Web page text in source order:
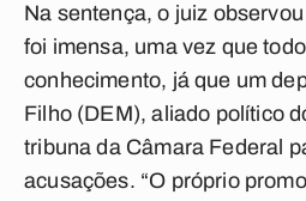
Na sentença, o juiz
foi imensa, uma vez que
conhecimento, já que um
Filho (DEM), aliado político
tribuna da Câmara Federal
acusações. “O próprio